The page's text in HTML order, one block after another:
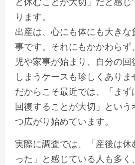
ります。
出産は、心にも体にも大き
事です。それにもかかわら
児や家事が始まり、自分の
しまうケースも珍しくありま
だからこそ最近では、「ま
回復することが大切」とい
つ広がり始めています。
実際に調査では、「産後は
った」と感じている人も多く